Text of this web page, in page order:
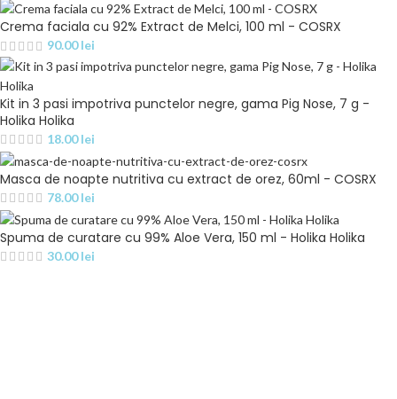
Crema faciala cu 92% Extract de Melci, 100 ml - COSRX
90.00lei
Kit in 3 pasi impotriva punctelor negre, gama Pig Nose, 7 g -
Holika Holika
18.00lei
Masca de noapte nutritiva cu extract de orez, 60ml - COSRX
78.00lei
Spuma de curatare cu 99% Aloe Vera, 150 ml - Holika Holika
30.00lei